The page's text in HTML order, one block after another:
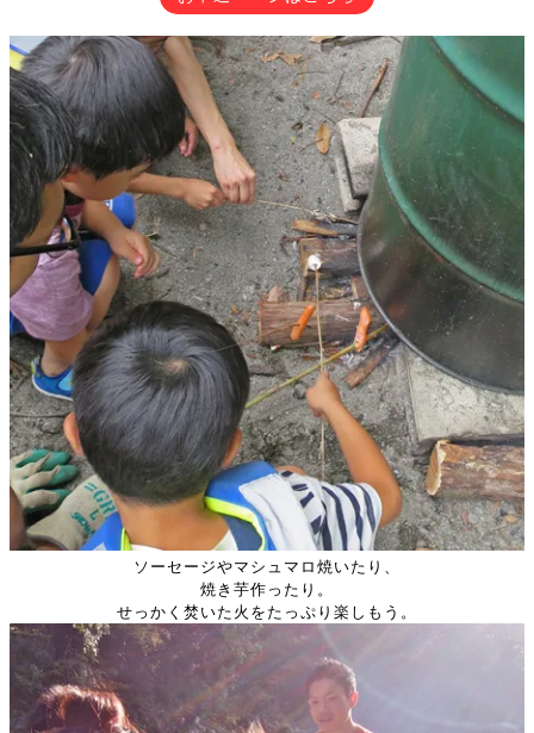
ソーセージやマシュマロ焼いたり、
焼き芋作ったり。
せっかく焚いた火をたっぷり楽しもう。